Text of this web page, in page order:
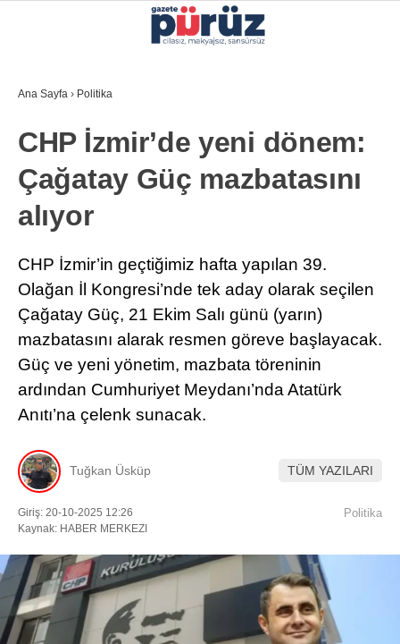
Youtube
TikTok
26.3
YEREL YÖNETIMLER
GÜNCEL
EKONOMI
POLITIKA
SAĞLIK
KÜLTÜR-SANAT
SPOR
DIĞER
Ana Sayfa › Politika
CHP İzmir’de yeni dönem:
Çağatay Güç mazbatasını
alıyor
CHP İzmir’in geçtiğimiz hafta yapılan 39.
Olağan İl Kongresi’nde tek aday olarak seçilen
Çağatay Güç, 21 Ekim Salı günü (yarın)
mazbatasını alarak resmen göreve başlayacak.
Güç ve yeni yönetim, mazbata töreninin
ardından Cumhuriyet Meydanı’nda Atatürk
Anıtı’na çelenk sunacak.
Tuğkan Üsküp TÜM YAZILARI
Giriş: 20-10-2025 12:26
Kaynak: HABER MERKEZI
Politika